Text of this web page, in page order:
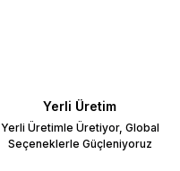
Yerli Üretim
Yerli Üretimle Üretiyor, Global
Seçeneklerle Güçleniyoruz